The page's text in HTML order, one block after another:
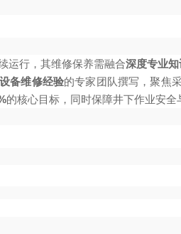
运行，其维修保养需融合深度专业
备维修经验的专家团队撰写，聚焦
的核心目标，同时保障井下作业安全